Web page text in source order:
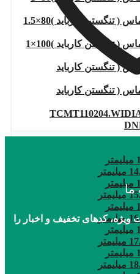
فرز اره ای تمام الماس ( تنگستن کارباید )80×1.5
فرز اره ای تمام الماس ( تنگستن کارباید )100×1
( تنگستن کارباید
( تنگستن کارباید
کدهای تخفیف و اخبار را